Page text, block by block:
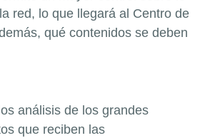
red, lo que llegará al Centro de
qué contenidos se deben
análisis de los grandes
que reciben las